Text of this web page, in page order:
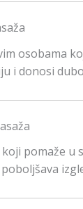
osobama
i donosi
pomaže u